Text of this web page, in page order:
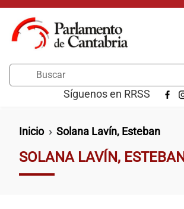
Pasar al contenido principal
Síguenos en RRSS
Ruta de navegación
Inicio Solana Lavín, Esteban
SOLANA LAVÍN, ESTEBAN